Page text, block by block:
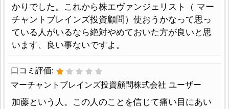
かりでした。これから株エヴァンジェリスト（ マー
チャントブレインズ投資顧問）使おうかなって思っ
ている人がいるなら絶対やめておいた方が良いと思
います、良い事ないですよ。
口コミ評価:
マーチャントブレインズ投資顧問株式会社 ユーザー
加藤という人。この人のことを信じて痛い目にあい